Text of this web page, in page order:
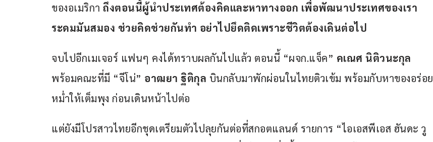
ของอเมริกา ถึงตอนนี้ผู้นำประเทศต้องคิดและหาทางออก เพื่อพัฒนาประเทศของเรา
ระดมมันสมอง ช่วยคิดช่วยกันทำ อย่าไปยึดติดเพราะชีวิตต้องเดินต่อไป
จบไปอีกเมเจอร์ แฟนๆ คงได้ทราบผลกันไปแล้ว ตอนนี้ “ผจก.แจ็ค” คเณศ นิติวนะกุล
พร้อมคณะที่มี “จีโน่” อาฒยา ฐิติกุล บินกลับมาพักผ่อนในไทยติวเข้ม พร้อมกับหาของอร่อย
หม่ำให้เต็มพุง ก่อนเดินหน้าไปต่อ
แต่ยังมีโปรสาวไทยอีกชุดเตรียมตัวไปลุยกันต่อที่สกอตแลนด์ รายการ “ไอเอสพีเอส ฮันดะ วู